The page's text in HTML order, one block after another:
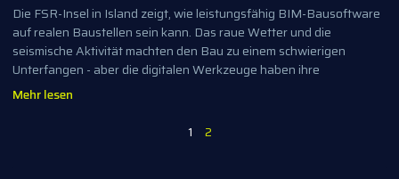
Die FSR-Insel in Island zeigt, wie leistungsfähig BIM-Bausoftware
auf realen Baustellen sein kann. Das raue Wetter und die
seismische Aktivität machten den Bau zu einem schwierigen
Unterfangen - aber die digitalen Werkzeuge haben ihre
Mehr lesen
1
2